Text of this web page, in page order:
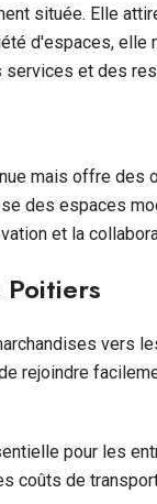
située. Elle
d'espaces,
et des
mais offre des
des espaces
et la
vers
rejoindre
pour les
coûts de